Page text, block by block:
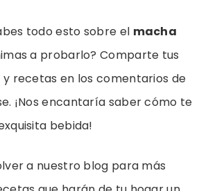
todo esto sobre el macha
a probarlo? Comparte tus
recetas en los comentarios de
¡Nos encantaría saber cómo te
bebida!
a nuestro blog para más